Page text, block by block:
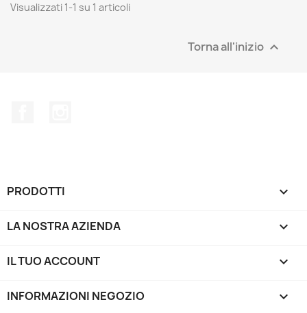
Visualizzati 1-1 su 1 articoli
Torna all'inizio 
PRODOTTI 
LA NOSTRA AZIENDA 
IL TUO ACCOUNT 
INFORMAZIONI NEGOZIO keyboard_arrow_down